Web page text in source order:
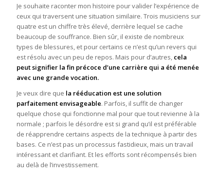
Je souhaite raconter mon histoire pour valider l’expérience de
ceux qui traversent une situation similaire. Trois musiciens sur
quatre est un chiffre très élevé, derrière lequel se cache
beaucoup de souffrance. Bien sûr, il existe de nombreux
types de blessures, et pour certains ce n’est qu’un revers qui
est résolu avec un peu de repos. Mais pour d’autres, cela
peut signifier la fin précoce d’une carrière qui a été menée
avec une grande vocation.
Je veux dire que la rééducation est une solution
parfaitement envisageable. Parfois, il suffit de changer
quelque chose qui fonctionne mal pour que tout revienne à la
normale ; parfois le désordre est si grand qu’il est préférable
de réapprendre certains aspects de la technique à partir des
bases. Ce n’est pas un processus fastidieux, mais un travail
intéressant et clarifiant. Et les efforts sont récompensés bien
au delà de l’investissement.